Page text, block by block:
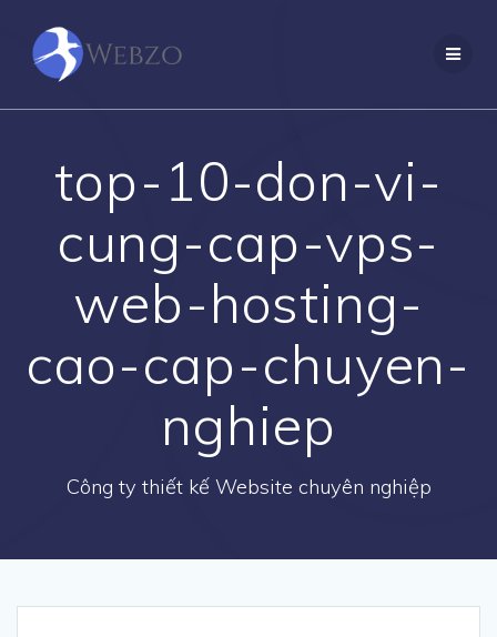
top-10-don-vi-
cung-cap-vps-
web-hosting-
cao-cap-chuyen-
nghiep
Công ty thiết kế Website chuyên nghiệp